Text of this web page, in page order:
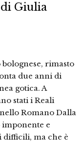
di Giulia
bolognese, rimasto
due anni di
gotica. A
stati i Reali
Romano Dalla
imponente e
difficili, ma che è